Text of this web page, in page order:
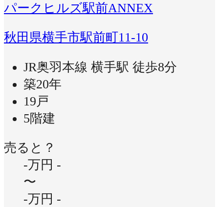
パークヒルズ駅前ANNEX
秋田県横手市駅前町11-10
JR奥羽本線 横手駅 徒歩8分
築20年
19戸
5階建
売ると？
-万円 -
〜
-万円 -